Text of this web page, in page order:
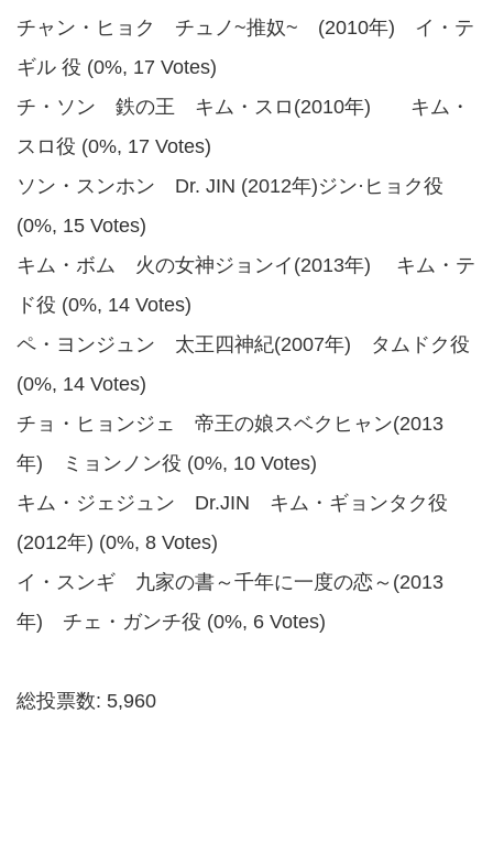
チャン・ヒョク チュノ~推奴~ (2010年) イ・テ
ギル 役 (0%, 17 Votes)
チ・ソン 鉄の王 キム・スロ(2010年) キム・
スロ役 (0%, 17 Votes)
ソン・スンホン Dr. JIN (2012年)ジン·ヒョク役
(0%, 15 Votes)
キム・ボム 火の女神ジョンイ(2013年) キム・テ
ド役 (0%, 14 Votes)
ペ・ヨンジュン 太王四神紀(2007年) タムドク役
(0%, 14 Votes)
チョ・ヒョンジェ 帝王の娘スベクヒャン(2013
年) ミョンノン役 (0%, 10 Votes)
キム・ジェジュン Dr.JIN キム・ギョンタク役
(2012年) (0%, 8 Votes)
イ・スンギ 九家の書～千年に一度の恋～(2013
年) チェ・ガンチ役 (0%, 6 Votes)
総投票数: 5,960